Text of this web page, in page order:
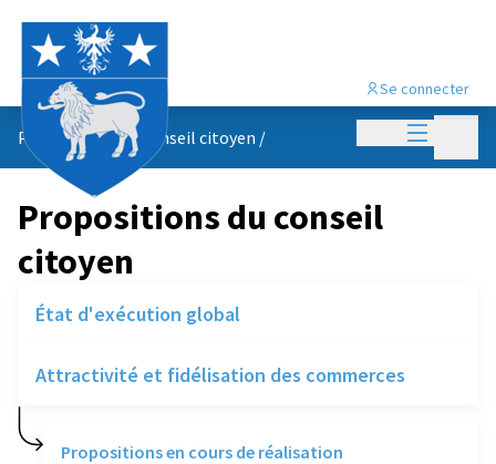
Menu
Se connecter
Propositions du conseil citoyen /
Propositions du conseil
citoyen
État d'exécution global
Attractivité et fidélisation des commerces
Propositions en cours de réalisation